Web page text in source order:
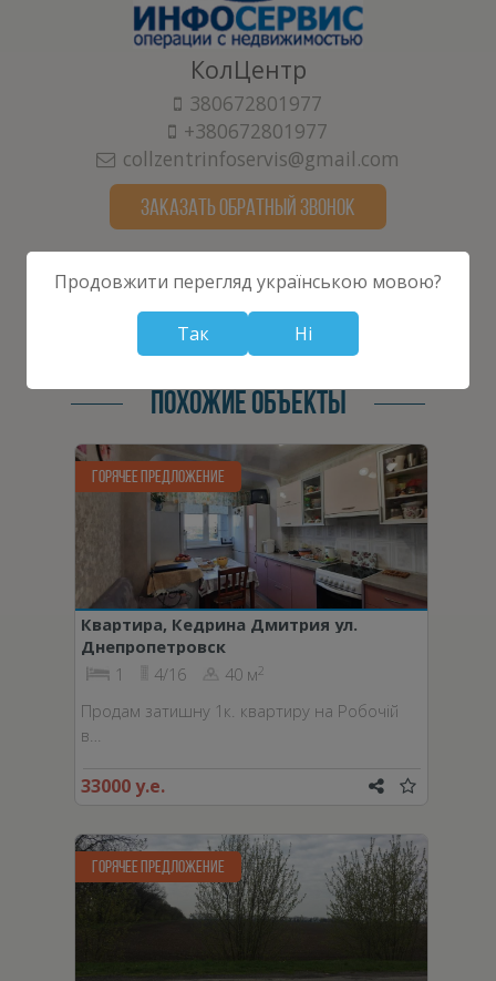
КолЦентр
380672801977
+380672801977
collzentrinfoservis@gmail.com
ЗАКАЗАТЬ ОБРАТНЫЙ ЗВОНОК
ПОХОЖИЕ ОБЪЕКТЫ
ГОРЯЧЕЕ ПРЕДЛОЖЕНИЕ
Квартира, Кедрина Дмитрия ул.
Днепропетровск
1
4/16 40 м2
Продам затишну 1к. квартиру на Робочій
в…
33000 у.е.
ГОРЯЧЕЕ ПРЕДЛОЖЕНИЕ
Продовжити перегляд українською мовою?
Так Ні